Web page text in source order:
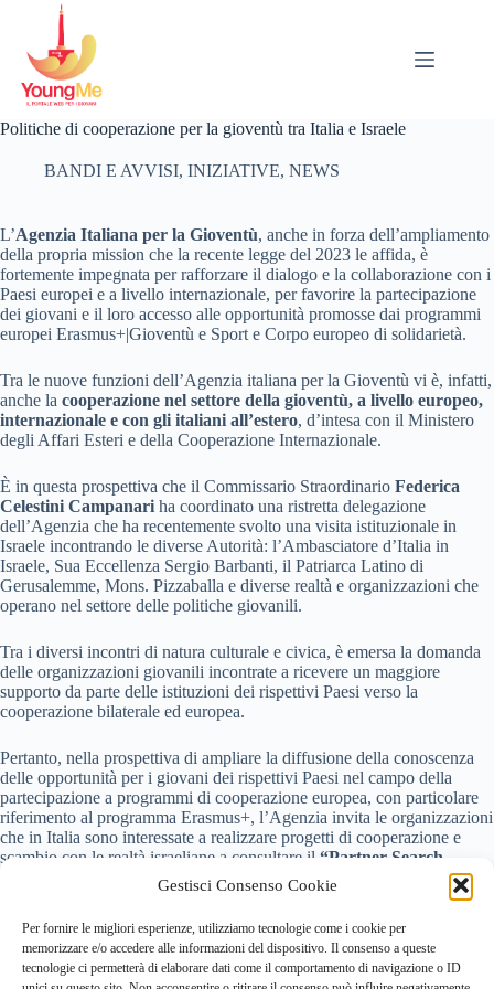
Gestisci Consenso Cookie
Per fornire le migliori esperienze, utilizziamo tecnologie come i cookie per
memorizzare e/o accedere alle informazioni del dispositivo. Il consenso a queste
tecnologie ci permetterà di elaborare dati come il comportamento di navigazione o ID
contenuto
Politiche di cooperazione per la gioventù tra Italia e Israele
BANDI E AVVISI, INIZIATIVE, NEWS
L’Agenzia Italiana per la Gioventù, anche in forza dell’ampliamento
della propria mission che la recente legge del 2023 le affida, è
fortemente impegnata per rafforzare il dialogo e la collaborazione con i
Paesi europei e a livello internazionale, per favorire la partecipazione
dei giovani e il loro accesso alle opportunità promosse dai programmi
europei Erasmus+|Gioventù e Sport e Corpo europeo di solidarietà.
Tra le nuove funzioni dell’Agenzia italiana per la Gioventù vi è, infatti,
anche la cooperazione nel settore della gioventù, a livello europeo,
internazionale e con gli italiani all’estero, d’intesa con il Ministero
degli Affari Esteri e della Cooperazione Internazionale.
È in questa prospettiva che il Commissario Straordinario Federica
Celestini Campanari ha coordinato una ristretta delegazione
dell’Agenzia che ha recentemente svolto una visita istituzionale in
Israele incontrando le diverse Autorità: l’Ambasciatore d’Italia in
Israele, Sua Eccellenza Sergio Barbanti, il Patriarca Latino di
Gerusalemme, Mons. Pizzaballa e diverse realtà e organizzazioni che
operano nel settore delle politiche giovanili.
Tra i diversi incontri di natura culturale e civica, è emersa la domanda
delle organizzazioni giovanili incontrate a ricevere un maggiore
supporto da parte delle istituzioni dei rispettivi Paesi verso la
cooperazione bilaterale ed europea.
Pertanto, nella prospettiva di ampliare la diffusione della conoscenza
delle opportunità per i giovani dei rispettivi Paesi nel campo della
partecipazione a programmi di cooperazione europea, con particolare
riferimento al programma Erasmus+, l’Agenzia invita le organizzazioni
che in Italia sono interessate a realizzare progetti di cooperazione e
scambio con le realtà israeliane a consultare il “Partner Search
che le potrà meglio orientare verso la identificazione di
potenziali partner e organizzazioni attive in Israele.
Si tratta di una importante opportunità, cui seguiranno successive
iniziative e attività, per rendere sempre più solida la collaborazione tra
Italia e Israele, nell’ambito di una più ampia cooperazione euro-